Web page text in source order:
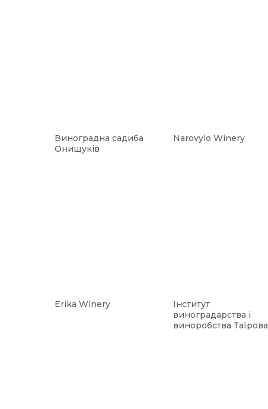
Виноградна садиба
Онищуків
Narovylo Winery
Erika Winery
Інститут
виноградарства і
виноробства Таїрова